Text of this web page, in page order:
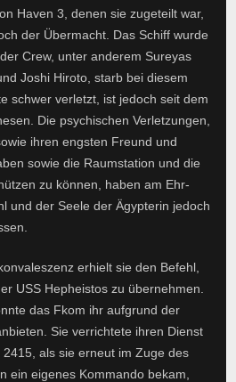
Haven 3, denen sie zugeteilt war,
der Übermacht. Das Schiff wurde
Crew, unter anderem Sureyas
Joshi Hiroto, starb bei diesem
schwer verletzt, ist jedoch seit dem
Die psychischen Verletzungen,
ihren engsten Freund und
sowie die Raumstation und die
zu können, haben am Ehr-
und der Seele der Ägypterin jedoch
erhielt sie den Befehl,
USS Hepheistos zu übernehmen.
das Fkom ihr aufgrund der
Sie verrichtete ihren Dienst
als sie erneut im Zuge des
ein eigenes Kommando bekam,